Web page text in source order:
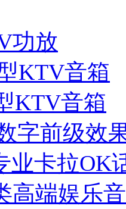
功放
KTV音箱
KTV音箱
字前级效
业卡拉OK
高端娱乐